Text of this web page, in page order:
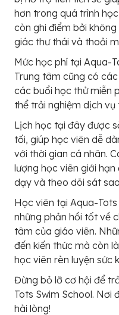
hơn trong quá trình
còn ghi điểm bởi
giác thư thái và thoải
Mức học phí tại Aqua-
Trung tâm cũng có
các buổi học thử miễn
thể trải nghiệm dịch vụ
Lịch học tại đây được
tối, giúp học viên dễ
với thời gian cá nhân.
lượng học viên giới
dạy và theo dõi sát
Học viên tại Aqua-
những phản hồi tốt về
tâm của giáo viên.
đến kiến thức mà còn
học viên rèn luyện sức
Đừng bỏ lỡ cơ hội để
Tots Swim School. Nơi
hài lòng!